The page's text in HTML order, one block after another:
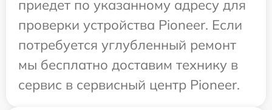
приедет по указанному адресу для
проверки устройства Pioneer. Если
потребуется углубленный ремонт
мы бесплатно доставим технику в
сервис в сервисный центр Pioneer.